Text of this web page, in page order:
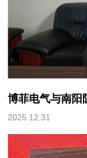
2025.12.31